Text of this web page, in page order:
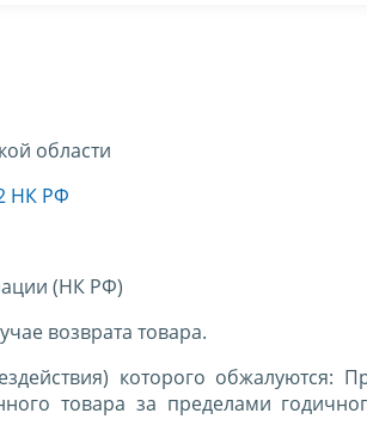
области
НК РФ
(НК РФ)
возврата товара.
которого обжалуются:
товара за пределами